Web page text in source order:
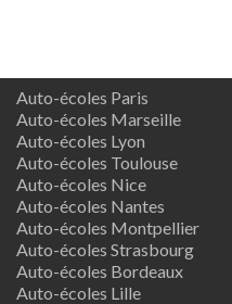
Auto-écoles Paris
Auto-écoles Marseille
Auto-écoles Lyon
Auto-écoles Toulouse
Auto-écoles Nice
Auto-écoles Nantes
Auto-écoles Montpellier
Auto-écoles Strasbourg
Auto-écoles Bordeaux
Auto-écoles Lille